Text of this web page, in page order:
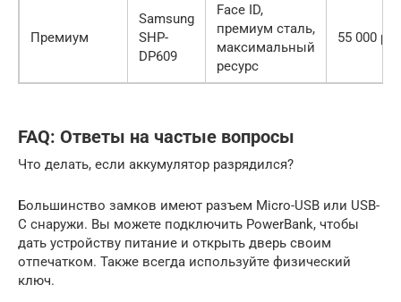
Премиум
Samsung
SHP-
DP609
Face ID,
премиум сталь,
максимальный
ресурс
55 000
FAQ: Ответы на частые вопросы
Что делать, если аккумулятор разрядился?
Большинство замков имеют разъем Micro-USB или USB-
C снаружи. Вы можете подключить PowerBank, чтобы
дать устройству питание и открыть дверь своим
отпечатком. Также всегда используйте физический
ключ.